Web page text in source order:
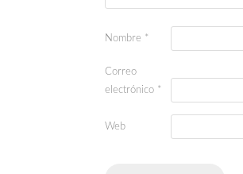
Nombre *
Correo
electrónico *
Web